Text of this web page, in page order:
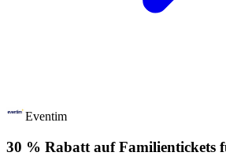
Eventim
30 % Rabatt auf Familientickets